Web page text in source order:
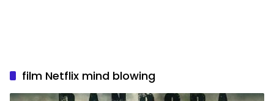
film Netflix mind blowing